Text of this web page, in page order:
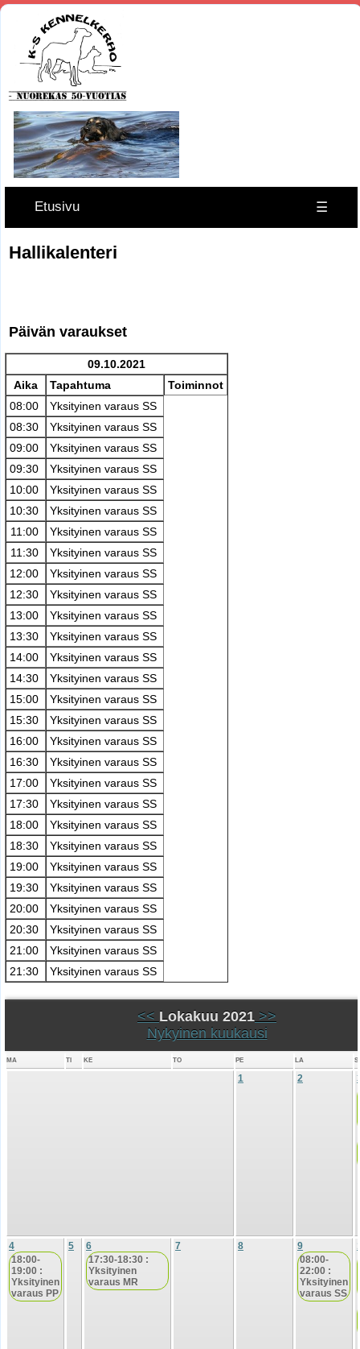
Etusivu ☰
Hallikalenteri
Päivän varaukset
09.10.2021
Aika
Tapahtuma
Toiminnot
08:00
Yksityinen varaus SS
08:30
Yksityinen varaus SS
09:00
Yksityinen varaus SS
09:30
Yksityinen varaus SS
10:00
Yksityinen varaus SS
10:30
Yksityinen varaus SS
11:00
Yksityinen varaus SS
11:30
Yksityinen varaus SS
12:00
Yksityinen varaus SS
12:30
Yksityinen varaus SS
13:00
Yksityinen varaus SS
13:30
Yksityinen varaus SS
14:00
Yksityinen varaus SS
14:30
Yksityinen varaus SS
15:00
Yksityinen varaus SS
15:30
Yksityinen varaus SS
16:00
Yksityinen varaus SS
16:30
Yksityinen varaus SS
17:00
Yksityinen varaus SS
17:30
Yksityinen varaus SS
18:00
Yksityinen varaus SS
18:30
Yksityinen varaus SS
19:00
Yksityinen varaus SS
19:30
Yksityinen varaus SS
20:00
Yksityinen varaus SS
20:30
Yksityinen varaus SS
21:00
Yksityinen varaus SS
21:30
Yksityinen varaus SS
<< Lokakuu 2021 >>
Nykyinen kuukausi
MA TI KE TO PE LA
1 2
4
18:00-
19:00 :
Yksityinen
varaus PP
5
6
17:30-18:30 :
Yksityinen
varaus MR
7 8
9
08:00-
22:00 :
Yksityinen
varaus SS